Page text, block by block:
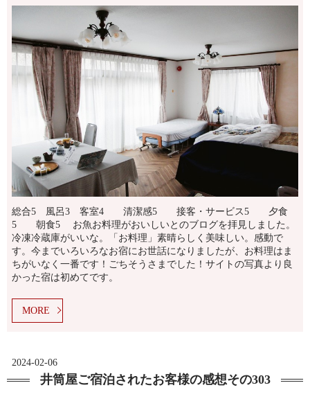
総合5 風呂3 客室4 清潔感5 接客・サービス5 夕食
5 朝食5 お魚お料理がおいしいとのブログを拝見しました。
冷凍冷蔵庫がいいな。「お料理」素晴らしく美味しい。感動で
す。今までいろいろなお宿にお世話になりましたが、お料理はま
ちがいなく一番です！ごちそうさまでした！サイトの写真より良
かった宿は初めてです。
MORE
2024-02-06
井筒屋ご宿泊されたお客様の感想その303